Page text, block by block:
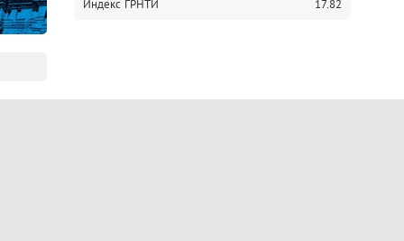
Индекс ГРНТИ
17.82